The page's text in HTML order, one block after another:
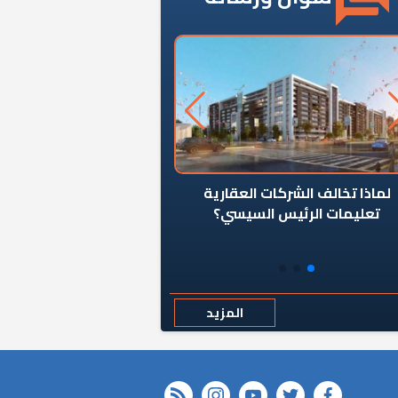
من يوقف سرطان الأبراج السكنية
المخالفة ياحكومة؟
المزيد